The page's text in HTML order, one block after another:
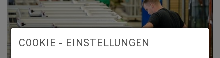
COOKIE - EINSTELLUNGEN